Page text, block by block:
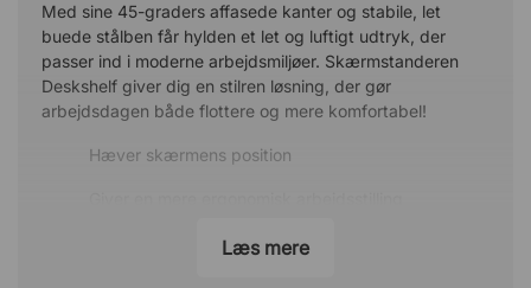
Med sine 45-graders affasede kanter og stabile, let
buede stålben får hylden et let og luftigt udtryk, der
passer ind i moderne arbejdsmiljøer. Skærmstanderen
Deskshelf giver dig en stilren løsning, der gør
arbejdsdagen både flottere og mere komfortabel!
Hæver skærmens position
Bred nok til to skærmeLæs mere